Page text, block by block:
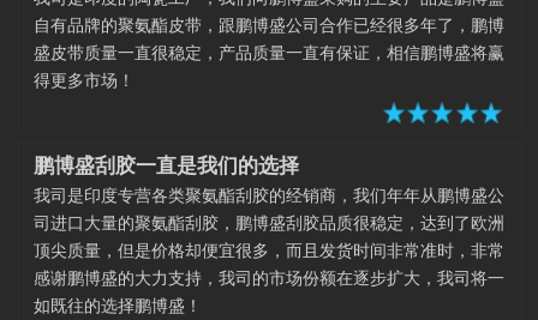
自有品牌的聚氨酯皮带，跟鹏博盛公司合作已经很多年了，鹏博
盛皮带质量一直很稳定，产品质量一直有保证，相信鹏博盛将赢
得更多市场！
鹏博盛刮胶一直是我们的选择
我司是印度专营各类聚氨酯刮胶的经销商，我们年年从鹏博盛公
司进口大量的聚氨酯刮胶，鹏博盛刮胶品质很稳定，达到了欧洲
顶尖质量，但是价格却便宜很多，而且发货时间非常准时，非常
感谢鹏博盛的大力支持，我司的市场份额在逐步扩大，我司将一
如既往的选择鹏博盛！